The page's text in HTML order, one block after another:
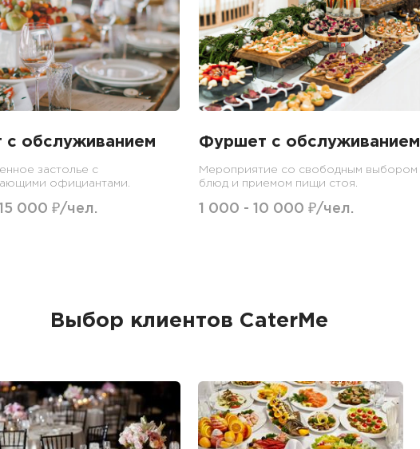
с обслуживанием
застолье с
официантами.
000 ₽/чел.
Фуршет с обслуживанием
Мероприятие со свободным выбором
блюд и приемом пищи стоя.
1 000 - 10 000 ₽/чел.
Выбор клиентов CaterMe